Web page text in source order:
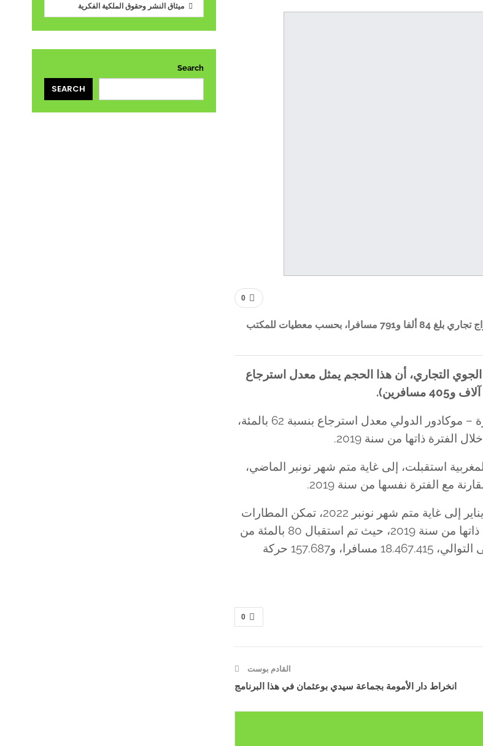
0
سجل مطار الصويرة – موكادور الدولي، إلى غاية متم شهر نونبر 2022، حجم رواج تجاري بلغ 84 ألفا و791 مسافرا، بحسب معطيات للمكتب
التجاري، أن هذا الحجم يمثل معدل استرجاع
وأضاف المصدر، أنه بالنسبة لشهر نونبر لوحده، سجل مطار الصويرة – موكادور الدولي معدل استرجاع بنسبة 62 بالمئة،
استقبلت، إلى غاية متم شهر نونبر الماضي،
وأظهرت حصيلة حركة النقل الجوي، خلال الفترة الممتدة من شهر يناير إلى غاية متم شهر نونبر 2022، تمكن المطارات
المغربية من تسجيل نمو في معدلات الاسترجاع بالمقارنة مع الفترة ذاتها من سنة 2019، حيث تم استقبال 80 بالمئة من
حركة المسافرين، و82 بالمئة من حركة الطائرات، وهو ما يمثل، على التوالي، 18.467.415 مسافرا، و157.687 حركة
0
القادم بوست
انخراط دار الأمومة بجماعة سيدي بوعثمان في هذا البرنامج
ميثاق النشر وحقوق الملكية الفكرية
Search
SEARCH